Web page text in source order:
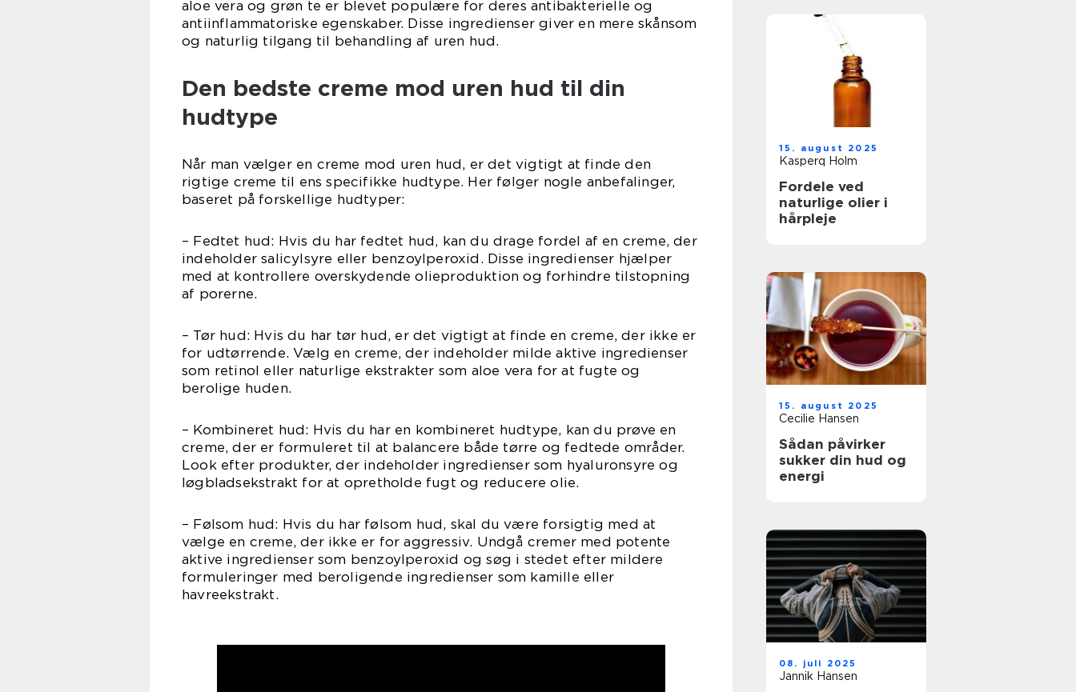
aloe vera og grøn te er blevet populære for deres antibakterielle og
antiinflammatoriske egenskaber. Disse ingredienser giver en mere skånsom
og naturlig tilgang til behandling af uren hud.
Den bedste creme mod uren hud til din
hudtype
Når man vælger en creme mod uren hud, er det vigtigt at finde den
rigtige creme til ens specifikke hudtype. Her følger nogle anbefalinger,
baseret på forskellige hudtyper:
– Fedtet hud: Hvis du har fedtet hud, kan du drage fordel af en creme, der
indeholder salicylsyre eller benzoylperoxid. Disse ingredienser hjælper
med at kontrollere overskydende olieproduktion og forhindre tilstopning
af porerne.
– Tør hud: Hvis du har tør hud, er det vigtigt at finde en creme, der ikke er
for udtørrende. Vælg en creme, der indeholder milde aktive ingredienser
som retinol eller naturlige ekstrakter som aloe vera for at fugte og
berolige huden.
– Kombineret hud: Hvis du har en kombineret hudtype, kan du prøve en
creme, der er formuleret til at balancere både tørre og fedtede områder.
Look efter produkter, der indeholder ingredienser som hyaluronsyre og
løgbladsekstrakt for at opretholde fugt og reducere olie.
– Følsom hud: Hvis du har følsom hud, skal du være forsigtig med at
vælge en creme, der ikke er for aggressiv. Undgå cremer med potente
aktive ingredienser som benzoylperoxid og søg i stedet efter mildere
formuleringer med beroligende ingredienser som kamille eller
havreekstrakt.
15. august 2025
Kasperq Holm
Fordele ved
naturlige olier i
hårpleje
15. august 2025
Cecilie Hansen
Sådan påvirker
sukker din hud og
energi
08. juli 2025
Jannik Hansen